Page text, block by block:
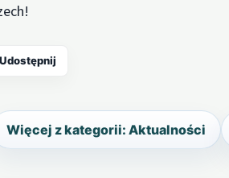
Udostępnij
Więcej z kategorii: Aktualności